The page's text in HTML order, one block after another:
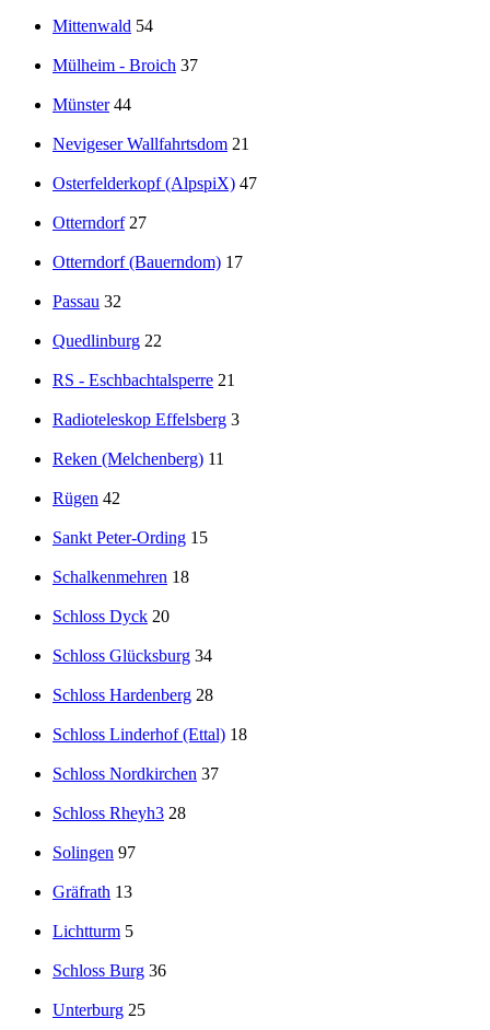
Mittenwald 54
Mülheim - Broich 37
Münster 44
Nevigeser Wallfahrtsdom 21
Osterfelderkopf (AlpspiX) 47
Otterndorf 27
Otterndorf (Bauerndom) 17
Passau 32
Quedlinburg 22
RS - Eschbachtalsperre 21
Radioteleskop Effelsberg 3
Reken (Melchenberg) 11
Rügen 42
Sankt Peter-Ording 15
Schalkenmehren 18
Schloss Dyck 20
Schloss Glücksburg 34
Schloss Hardenberg 28
Schloss Linderhof (Ettal) 18
Schloss Nordkirchen 37
Schloss Rheyh3 28
Solingen 97
Gräfrath 13
Lichtturm 5
Schloss Burg 36
Unterburg 25